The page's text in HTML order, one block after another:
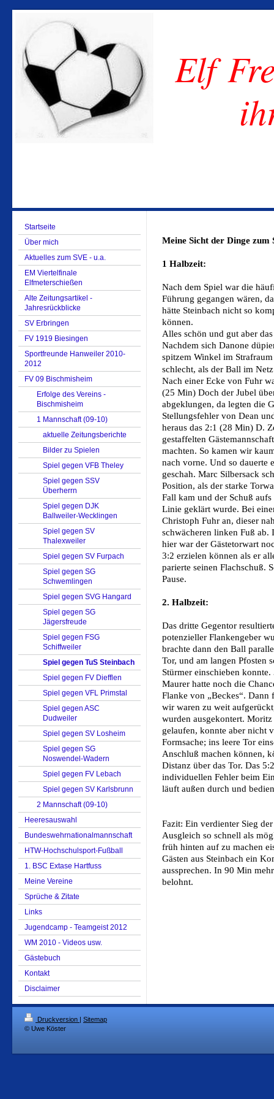
Elf
Startseite
Über mich
Aktuelles zum SVE - u.a.
EM Viertelfinale
Elfmeterschießen
Alte Zeitungsartikel -
Jahresrückblicke
SV Erbringen
FV 1919 Biesingen
Sportfreunde Hanweiler 2010-
2012
FV 09 Bischmisheim
Erfolge des Vereins -
Bischmisheim
1 Mannschaft (09-10)
aktuelle Zeitungsberichte
Bilder zu Spielen
Spiel gegen VFB Theley
Spiel gegen SSV
Überherrn
Spiel gegen DJK
Ballweiler-Wecklingen
Spiel gegen SV
Thalexweiler
Spiel gegen SV Furpach
Spiel gegen SG
Schwemlingen
Spiel gegen SVG Hangard
Spiel gegen SG
Jägersfreude
Spiel gegen FSG
Schiffweiler
Spiel gegen TuS Steinbach
Spiel gegen FV Diefflen
Spiel gegen VFL Primstal
Spiel gegen ASC
Dudweiler
Spiel gegen SV Losheim
Spiel gegen SG
Noswendel-Wadern
Spiel gegen FV Lebach
Spiel gegen SV Karlsbrunn
2 Mannschaft (09-10)
Heeresauswahl
Bundeswehrnationalmannschaft
HTW-Hochschulsport-Fußball
1. BSC Extase Hartfuss
Meine Vereine
Sprüche & Zitate
Links
Jugendcamp - Teamgeist 2012
WM 2010 - Videos usw.
Gästebuch
Kontakt
Disclaimer
Meine Sicht der Dinge zum
1 Halbzeit:
Nach dem Spiel war die
Führung gegangen wären,
hätte Steinbach nicht so
können.
Alles schön und gut aber
Nachdem sich Danone
spitzem Winkel im
schlecht, als der Ball im
Nach einer Ecke von Fuhr
(25 Min) Doch der Jubel
abgeklungen, da legten die
Stellungsfehler von Dean
heraus das 2:1 (28 Min) D.
gestaffelten
machten. So kamen wir
nach vorne. Und so dauerte
geschah. Marc Silbersack
Position, als der starke
Fall kam und der Schuß
Linie geklärt wurde. Bei
Christoph Fuhr an, dieser
schwächeren linken Fuß
hier war der Gästetorwart
3:2 erzielen können als er
parierte seinen Flachschuß.
Pause.
2. Halbzeit:
Das dritte Gegentor
potenzieller Flankengeber
brachte dann den Ball
Tor, und am langen Pfosten
Stürmer einschieben
Maurer hatte noch die
Flanke von „Beckes“.
wir waren zu weit
wurden ausgekontert.
gelaufen, konnte aber nicht
Formsache; ins leere Tor
Anschluß machen können,
Distanz über das Tor. Das
individuellen Fehler beim
läuft außen durch und
Fazit: Ein verdienter Sieg
Ausgleich so schnell als
früh hinten auf zu machen
Gästen aus Steinbach ein
aussprechen. In 90 Min
belohnt.
Druckversion | Sitemap
© Uwe Köster